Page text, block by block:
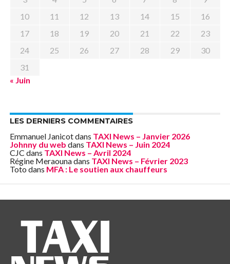
10
11 12 13 14 15
16
17
18 19 20 21 22
23
24
25 26 27 28 29
30
31
« Juin
LES DERNIERS COMMENTAIRES
Emmanuel Janicotdans TAXI News – Janvier 2026
Johnny du web dans TAXI News – Juin 2024
CJC dans TAXI News – Avril 2024
Régine Meraounadans TAXI News – Février 2023
Toto dans MFA : Le soutien aux chauffeurs